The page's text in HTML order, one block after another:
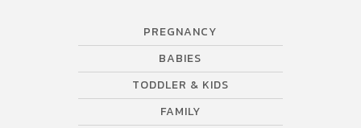
PREGNANCY
BABIES
TODDLER & KIDS
FAMILY